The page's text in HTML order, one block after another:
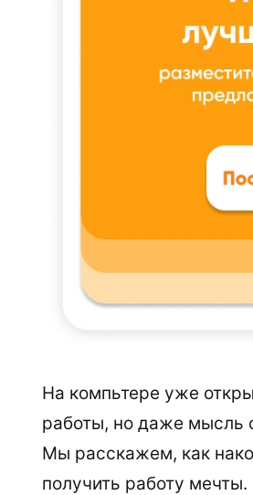
На компьтере уже
работы, но даже мысль
Мы расскажем, как
получить работу мечты.